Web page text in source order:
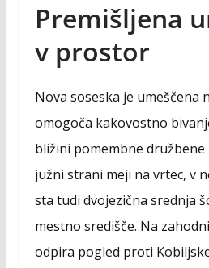
Premišljena
v prostor
Nova soseska je umeščena
omogoča kakovostno
bližini pomembne
južni strani meji na vrtec, v
sta tudi dvojezična srednja
mestno središče. Na
odpira pogled proti